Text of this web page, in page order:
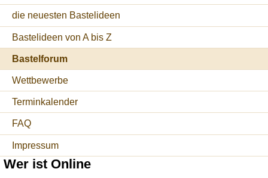
die neuesten Bastelideen
Bastelideen von A bis Z
Bastelforum
Wettbewerbe
Terminkalender
FAQ
Impressum
Wer ist Online